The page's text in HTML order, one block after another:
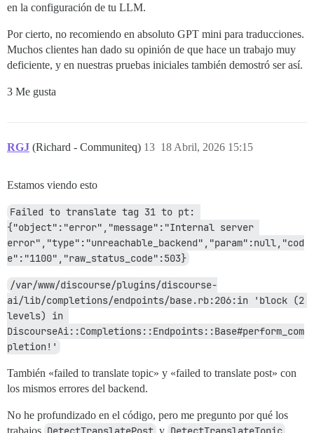
en la configuración de tu LLM.
Por cierto, no recomiendo en absoluto GPT mini para traducciones.
Muchos clientes han dado su opinión de que hace un trabajo muy
deficiente, y en nuestras pruebas iniciales también demostró ser así.
3 Me gusta
RGJ (Richard - Communiteq) 18 Abril, 2026 15:15
13
Estamos viendo esto
Failed to translate tag 31 to pt:
{"object":"error","message":"Internal server
error","type":"unreachable_backend","param":null,"cod
e":"1100","raw_status_code":503}
/var/www/discourse/plugins/discourse-
ai/lib/completions/endpoints/base.rb:206:in 'block (2
levels) in
DiscourseAi::Completions::Endpoints::Base#perform_com
pletion!'
También «failed to translate topic» y «failed to translate post» con
los mismos errores del backend.
No he profundizado en el código, pero me pregunto por qué los
trabajos
y